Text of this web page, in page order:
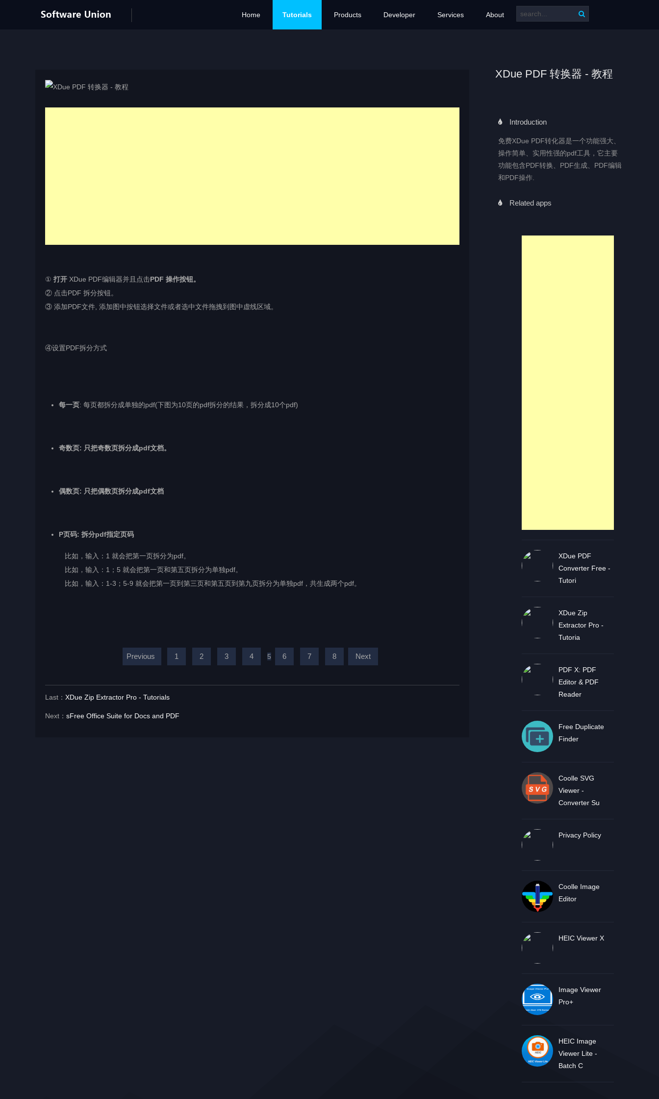
Home Tutorials Products Developer Services About
XDue PDF 转换器 - 教程
Introduction
免费XDue PDF转化器是一个功能强大、
操作简单、实用性强的pdf工具，它主要
功能包含PDF转换、PDF生成、PDF编辑
和PDF操作.
Related apps
XDue PDF
Converter Free -
Tutori
XDue Zip
Extractor Pro -
Tutoria
PDF X: PDF
Editor & PDF
Reader
Free Duplicate
Finder
Coolle SVG
Viewer -
Converter Su
Privacy Policy
Coolle Image
Editor
HEIC Viewer X
Image Viewer
Pro+
HEIC Image
Viewer Lite -
Batch C
① 打开 XDue PDF编辑器并且点击PDF 操作按钮。
② 点击PDF 拆分按钮。
③ 添加PDF文件, 添加图中按钮选择文件或者选中文件拖拽到图中虚线区域。
④设置PDF拆分方式
每一页: 每页都拆分成单独的pdf(下图为10页的pdf拆分的结果，拆分成10个pdf)
奇数页: 只把奇数页拆分成pdf文档。
偶数页: 只把偶数页拆分成pdf文档
P页码: 拆分pdf指定页码
比如，输入：1 就会把第一页拆分为pdf。
比如，输入：1；5 就会把第一页和第五页拆分为单独pdf。
比如，输入：1-3；5-9 就会把第一页到第三页和第五页到第九页拆分为单独pdf，共生成两个pdf。
Previous 1 2 3 4 5 6 7 8 Next
Last： XDue Zip Extractor Pro - Tutorials
Next： sFree Office Suite for Docs and PDF